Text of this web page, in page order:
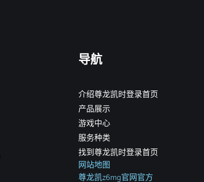
导航
介绍尊龙凯时登录首页
产品展示
游戏中心
服务种类
找到尊龙凯时登录首页
网站地图
尊龙凯z6mg官网官方